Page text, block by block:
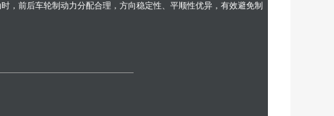
，前后车轮制动力分配合理，方向稳定性、平顺性优异，有效避免制